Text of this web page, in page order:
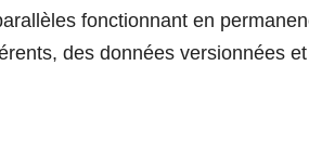
fonctionnant en
des données versionnées